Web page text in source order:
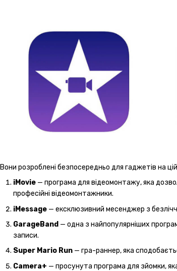
Вони розроблені безпосередньо для гаджетів на
iMovie — програма для відеомонтажу, яка
професійні відеомонтажники.
iMessage — ексклюзивний месенджер з
GarageBand — одна з найпопулярніших
записи.
Super Mario Run — гра-раннер, яка
Camera+ — просунута програма для зйомки,